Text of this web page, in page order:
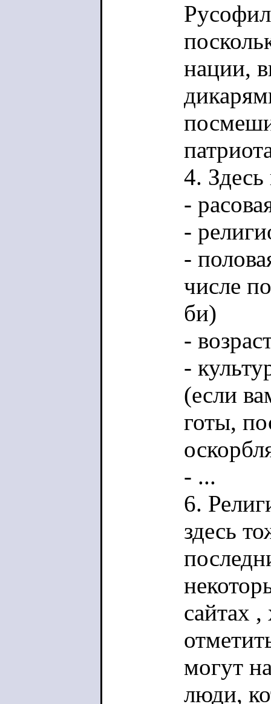
нации,
4. Здесь
-
-
-
числе
би)
-
-
(если
готы,
- ...
6.
здесь
сайтах ,
могут
люди,